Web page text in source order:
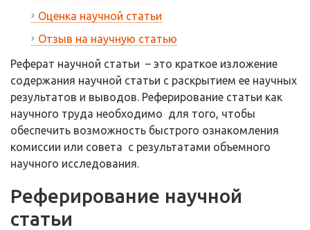
Оценка научной статьи
Отзыв на научную статью
Реферат научной статьи – это краткое изложение
содержания научной статьи с раскрытием ее научных
результатов и выводов. Реферирование статьи как
научного труда необходимо для того, чтобы
обеспечить возможность быстрого ознакомления
комиссии или совета с результатами объемного
научного исследования.
Реферирование научной
статьи